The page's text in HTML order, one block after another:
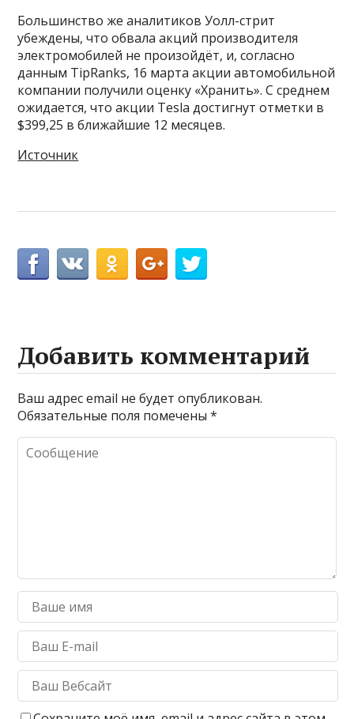
Большинство же аналитиков Уолл-стрит
убеждены, что обвала акций производителя
электромобилей не произойдёт, и, согласно
данным TipRanks, 16 марта акции автомобильной
компании получили оценку «Хранить». С среднем
ожидается, что акции Tesla достигнут отметки в
$399,25 в ближайшие 12 месяцев.
Источник
Добавить комментарий
Ваш адрес email не будет опубликован.
Обязательные поля помечены*